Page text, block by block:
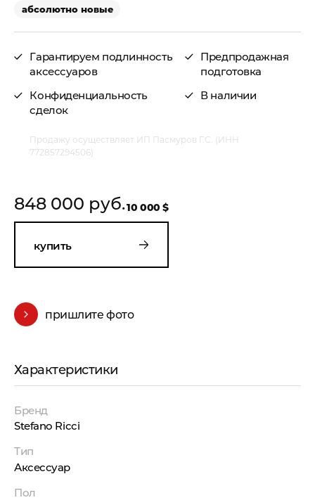
абсолютно новые
Гарантируем подлинность
аксессуаров
Конфиденциальность
сделок
Предпродажная
подготовка
В наличии
Продажу осуществляет ИП Пасмуров Г.С. (ИНН
772857294506)
848 000 руб.10 000 $
купить
пришлите фото
Характеристики
Бренд
Stefano Ricci
Тип
Аксессуар
Пол